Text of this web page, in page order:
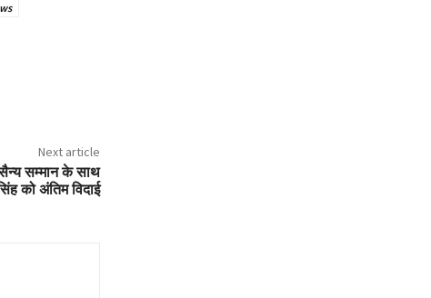
Next article
सम्मान के साथ
को अंतिम विदाई